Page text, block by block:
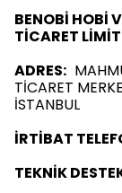
BENOBİ HOBİ
TİCARET
ADRES:
TİCARET
İSTANBUL
İRTİBAT
TEKNİK